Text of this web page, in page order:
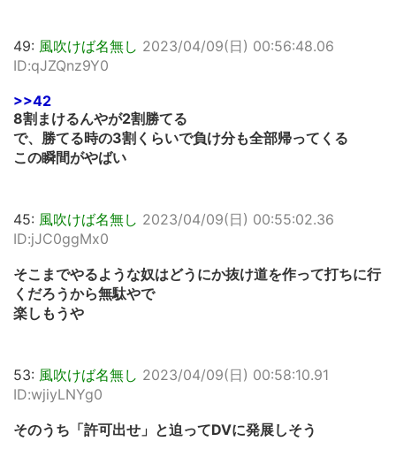
49: 風吹けば名無し 2023/04/09(日) 00:56:48.06
ID:qJZQnz9Y0
>>42
8割まけるんやが2割勝てる
で、勝てる時の3割くらいで負け分も全部帰ってくる
この瞬間がやばい
45: 風吹けば名無し 2023/04/09(日) 00:55:02.36
ID:jJC0ggMx0
そこまでやるような奴はどうにか抜け道を作って打ちに行
くだろうから無駄やで
楽しもうや
53: 風吹けば名無し 2023/04/09(日) 00:58:10.91
ID:wjiyLNYg0
そのうち「許可出せ」と迫ってDVに発展しそう